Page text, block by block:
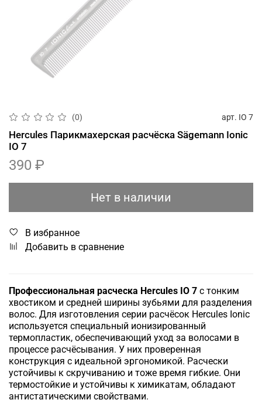
(0) арт. IO 7
Hercules Парикмахерская расчёска Sägemann Ionic
IO 7
390 ₽
Нет в наличии
В избранное
Добавить в сравнение
Профессиональная расческа Hercules IO 7 с тонким
хвостиком и средней ширины зубьями для разделения
волос. Для изготовления серии расчёсок Hercules Ionic
используется специальный ионизированный
термопластик, обеспечивающий уход за волосами в
процессе расчёсывания. У них проверенная
конструкция с идеальной эргономикой. Расчески
устойчивы к скручиванию и тоже время гибкие. Они
термостойкие и устойчивы к химикатам, обладают
антистатическими свойствами.